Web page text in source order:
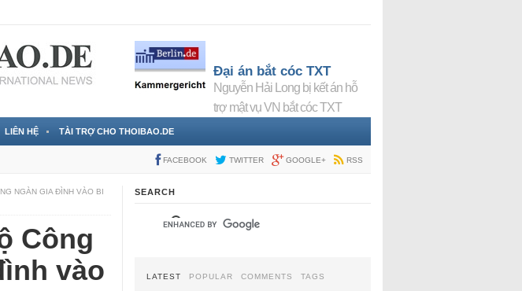
Đại án bắt cóc TXT
Nguyễn Hải Long bị kết án hỗ
trợ mật vụ VN bắt cóc TXT
LIÊN HỆ TÀI TRỢ CHO THOIBAO.DE
FACEBOOK TWITTER GOOGLE+ RSS
NGÀN GIA ĐÌNH VÀO BI
Công
vào
SEARCH
LATEST POPULAR COMMENTS TAGS